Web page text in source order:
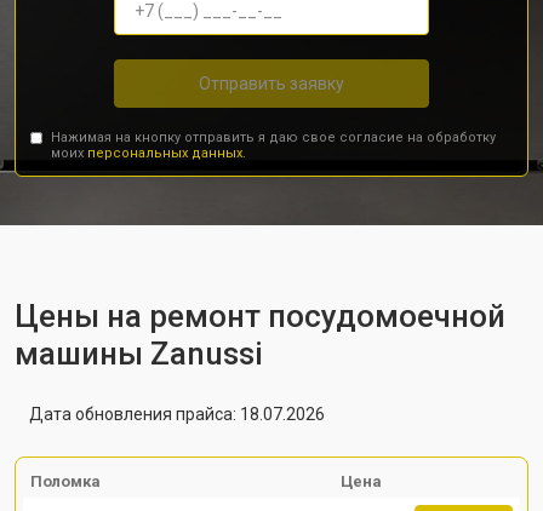
Отправить заявку
Нажимая на кнопку отправить я даю свое согласие на обработку
моих персональных данных.
Цены на ремонт посудомоечной
машины Zanussi
Дата обновления прайса: 18.07.2026
Поломка Цена